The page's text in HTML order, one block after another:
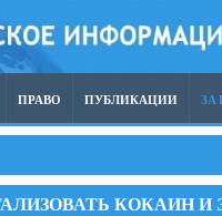
ПРАВО ПУБЛИКАЦИИ ЗА
КОКАИН И